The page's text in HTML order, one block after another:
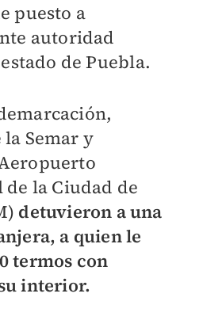
puesto a
autoridad
de Puebla.
Semar y
la Ciudad de
detuvieron a una
a quien le
termos con
interior.